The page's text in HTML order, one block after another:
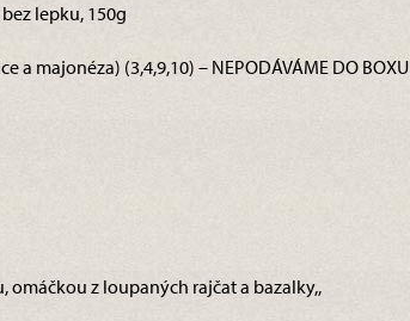
lepku, 150g
majonéza) (3,4,9,10) – NEPODÁVÁME DO
omáčkou z loupaných rajčat a bazalky,,